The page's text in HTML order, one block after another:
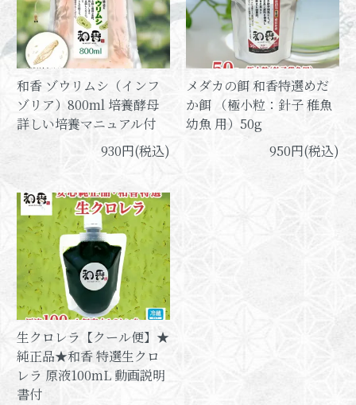
和香 ゾウリムシ（インフ
ゾリア）800ml 培養酵母
詳しい培養マニュアル付
930円(税込)
メダカの餌 和香特選めだ
か餌 （極小粒：針子 稚魚
幼魚 用）50g
950円(税込)
生クロレラ【クール便】★
純正品★和香 特選生クロ
レラ 原液100mL 動画説明
書付